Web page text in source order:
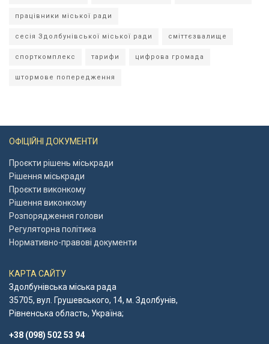
працівники міської ради
сесія Здолбунівської міської ради сміттєзвалище
спорткомплекс тарифи цифрова громада
штормове попередження
ОФІЦІЙНІ ДОКУМЕНТИ
Проєкти рішень міськради
Рішення міськради
Проєкти виконкому
Рішення виконкому
Розпорядження голови
Регуляторна політика
Нормативно-правові документи
КАРТА САЙТУ
Здолбунівська міська рада
35705, вул. Грушевського, 14, м. Здолбунів,
Рівненська область, Україна;
+38 (098) 502 53 94